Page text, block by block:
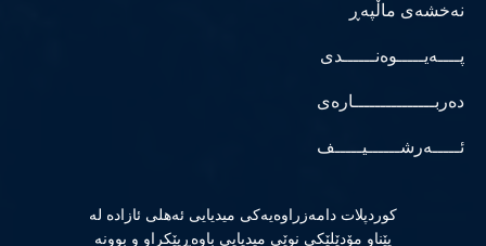
نەخشەی ماڵپەڕ
پــــەیـــــوەنــــــدی
دەربـــــــــــــــارەی
ئـــــەرشــــــیـــــف
كوردپلات دامەزراوەیەكی میدیایی ئەهلی ئازادە لە
پێناو مۆدێلێكی نوێی میدیایی باوەڕپێكراو و بوونە